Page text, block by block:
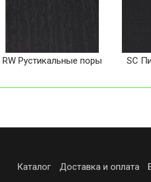
RW Рустикальные поры SC
Каталог Доставка и оплата